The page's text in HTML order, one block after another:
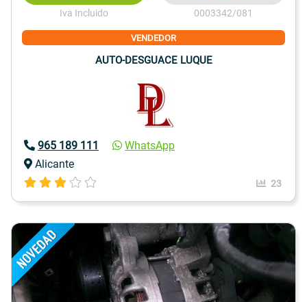
Iva Incluido 0003342/081
VENDEDOR
AUTO-DESGUACE LUQUE
965 189 111
WhatsApp
Alicante
23